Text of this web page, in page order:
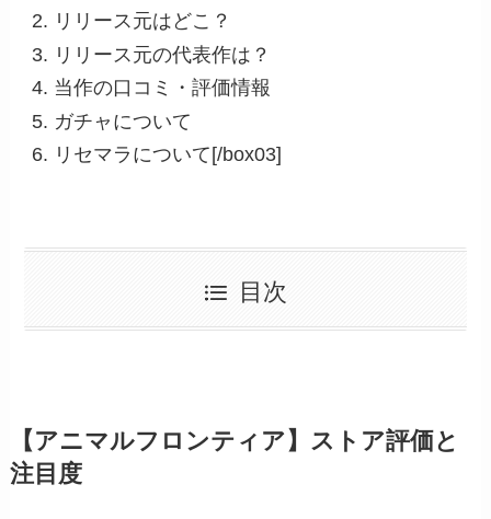
リリース元はどこ？
リリース元の代表作は？
当作の口コミ・評価情報
ガチャについて
リセマラについて[/box03]
目次
【アニマルフロンティア】ストア評価と
注目度